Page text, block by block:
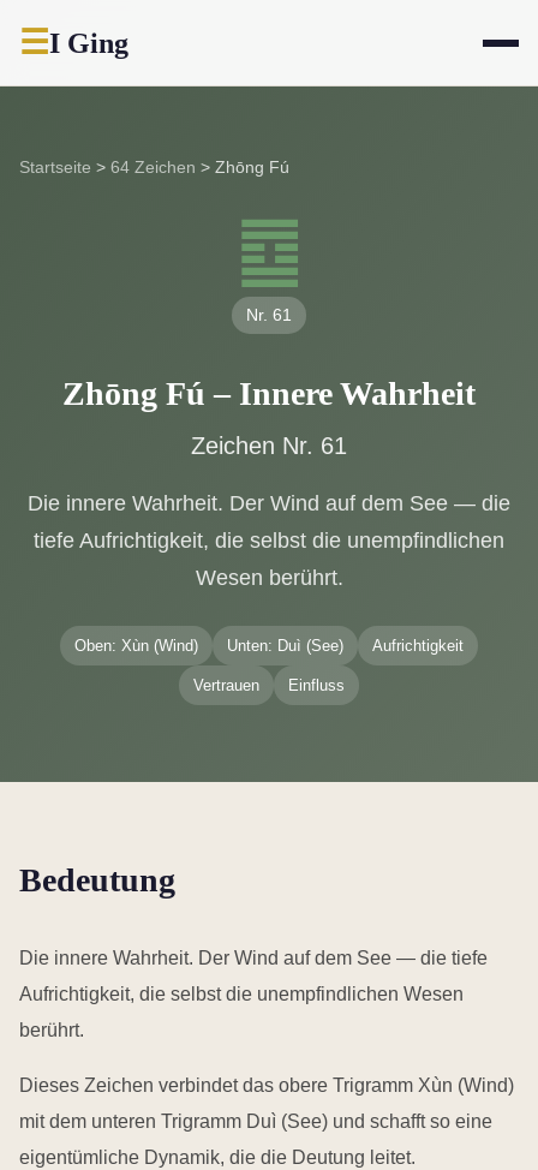
☰I Ging
Startseite > 64 Zeichen > Zhōng Fú
䷼
Nr. 61
Zhōng Fú – Innere Wahrheit
Zeichen Nr. 61
Die innere Wahrheit. Der Wind auf dem See — die
tiefe Aufrichtigkeit, die selbst die unempfindlichen
Wesen berührt.
Oben: Xùn (Wind) Unten: Duì (See) Aufrichtigkeit
Vertrauen Einfluss
Bedeutung
Die innere Wahrheit. Der Wind auf dem See — die tiefe
Aufrichtigkeit, die selbst die unempfindlichen Wesen
berührt.
Dieses Zeichen verbindet das obere Trigramm Xùn (Wind)
mit dem unteren Trigramm Duì (See) und schafft so eine
eigentümliche Dynamik, die die Deutung leitet.